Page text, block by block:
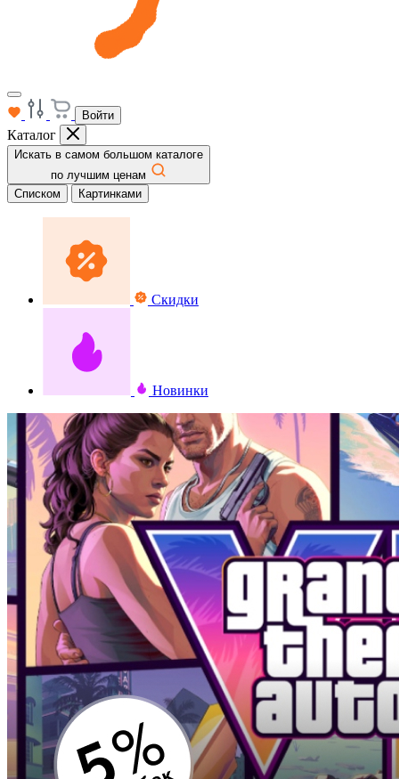
Войти
Каталог
Искать в самом большом каталоге
по лучшим ценам
Списком
Картинками
Скидки
Новинки